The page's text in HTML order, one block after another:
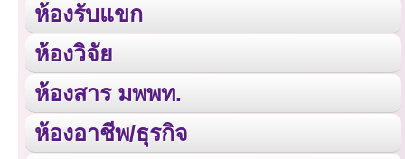
ห้องรับแขก
ห้องวิจัย
ห้องสาร มพพท.
ห้องอาชีพ/ธุรกิจ